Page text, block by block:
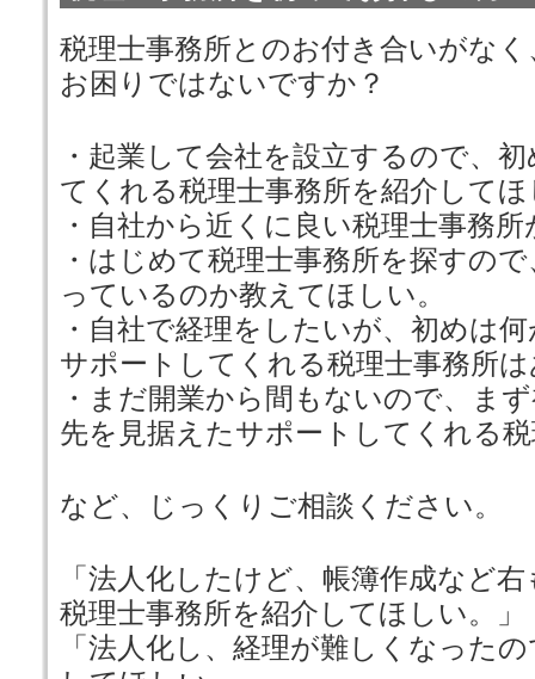
税理士事務所とのお付き合いがな
お困りではないですか？
・起業して会社を設立するので、
てくれる税理士事務所を紹介して
・自社から近くに良い税理士事務
・はじめて税理士事務所を探すの
っているのか教えてほしい。
・自社で経理をしたいが、初めは
サポートしてくれる税理士事務所
・まだ開業から間もないので、ま
先を見据えたサポートしてくれる
など、じっくりご相談ください。
「法人化したけど、帳簿作成など
税理士事務所を紹介してほしい。」
「法人化し、経理が難しくなった